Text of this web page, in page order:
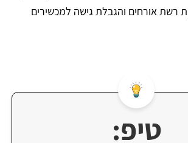
רשת אורחים והגבלת גישה למכשירים
טיפ: